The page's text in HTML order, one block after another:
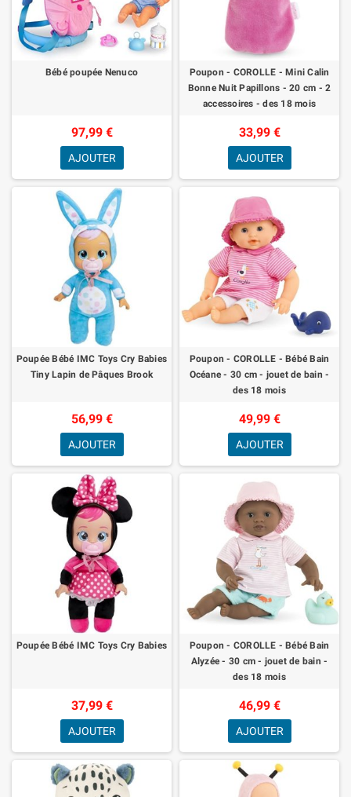
Bébé poupée Nenuco
97,99 €
AJOUTER
Poupon - COROLLE - Mini Calin
Bonne Nuit Papillons - 20 cm - 2
accessoires - des 18 mois
33,99 €
AJOUTER
Poupée Bébé IMC Toys Cry Babies
Tiny Lapin de Pâques Brook
56,99 €
AJOUTER
Poupon - COROLLE - Bébé Bain
Océane - 30 cm - jouet de bain -
des 18 mois
49,99 €
AJOUTER
Poupée Bébé IMC Toys Cry Babies
37,99 €
AJOUTER
Poupon - COROLLE - Bébé Bain
Alyzée - 30 cm - jouet de bain -
des 18 mois
46,99 €
AJOUTER